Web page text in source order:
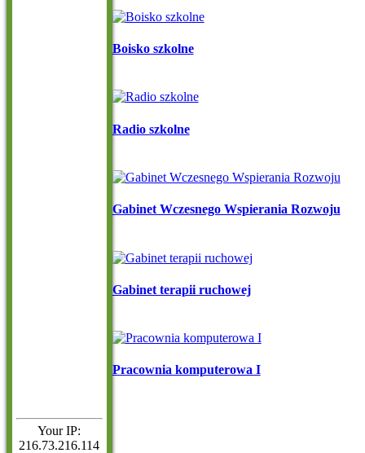
Boisko szkolne
Radio szkolne
Gabinet Wczesnego Wspierania Rozwoju
Gabinet terapii ruchowej
Pracownia komputerowa I
Your IP:
216.73.216.114